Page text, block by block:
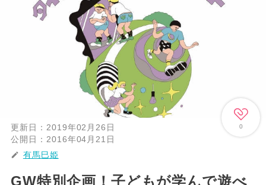
0
更新日： 2019年02月26日
公開日： 2016年04月21日
有馬巳姫
GW特別企画！子どもが学んで遊べ